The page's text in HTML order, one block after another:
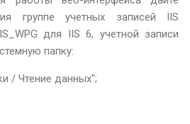
группе учетных записей IIS
для IIS 6, учетной записи
папку:
/ Чтение данных";